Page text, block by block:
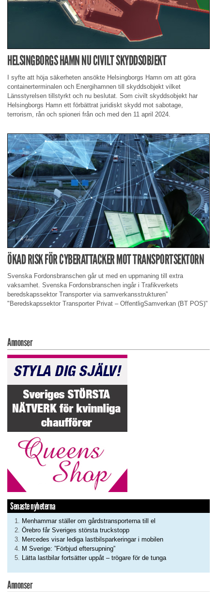
HELSINGBORGS HAMN NU CIVILT SKYDDSOBJEKT
I syfte att höja säkerheten ansökte Helsingborgs Hamn om att göra
containerterminalen och Energihamnen till skyddsobjekt vilket
Länsstyrelsen tillstyrkt och nu beslutat. Som civilt skyddsobjekt har
Helsingborgs Hamn ett förbättrat juridiskt skydd mot sabotage,
terrorism, rån och spioneri från och med den 11 april 2024.
ÖKAD RISK FÖR CYBERATTACKER MOT TRANSPORTSEKTORN
Svenska Fordonsbranschen går ut med en uppmaning till extra
vaksamhet. Svenska Fordonsbranschen ingår i Trafikverkets
beredskapssektor Transporter via samverkansstrukturen”
"Beredskapssektor Transporter Privat – OffentligSamverkan (BT POS)"
Annonser
Senaste nyheterna
Menhammar ställer om gårdstransporterna till el
Örebro får Sveriges största truckstopp
Mercedes visar lediga lastbilsparkeringar i mobilen
M Sverige: ”Förbjud eftersupning”
Lätta lastbilar fortsätter uppåt – trögare för de tunga
Annonser